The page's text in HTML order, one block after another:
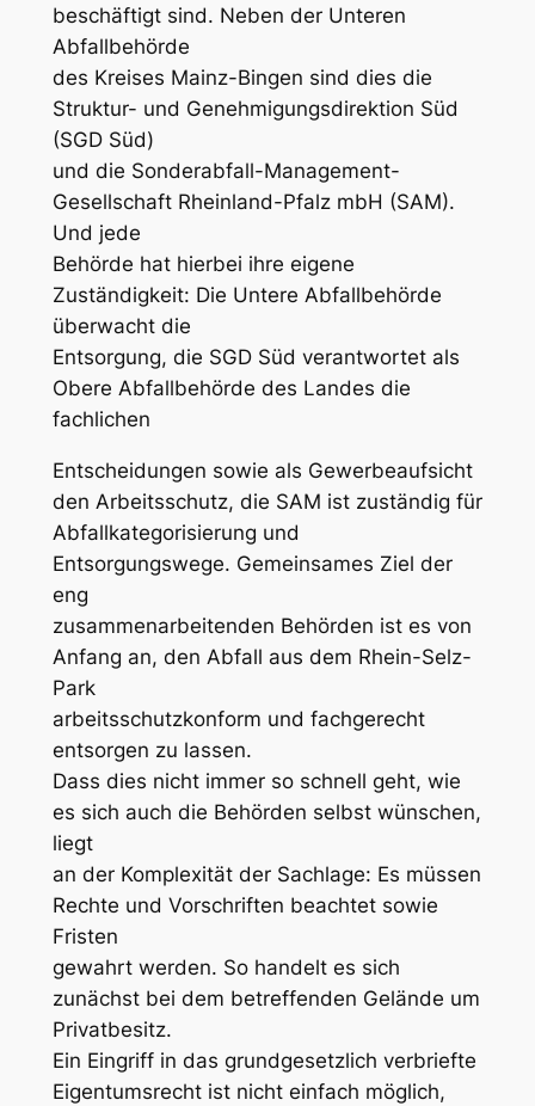
beschäftigt sind. Neben der Unteren
Abfallbehörde
des Kreises Mainz-Bingen sind dies die
Struktur- und Genehmigungsdirektion Süd
(SGD Süd)
und die Sonderabfall-Management-
Gesellschaft Rheinland-Pfalz mbH (SAM).
Und jede
Behörde hat hierbei ihre eigene
Zuständigkeit: Die Untere Abfallbehörde
überwacht die
Entsorgung, die SGD Süd verantwortet als
Obere Abfallbehörde des Landes die
fachlichen
Entscheidungen sowie als Gewerbeaufsicht
den Arbeitsschutz, die SAM ist zuständig für
Abfallkategorisierung und
Entsorgungswege. Gemeinsames Ziel der
eng
zusammenarbeitenden Behörden ist es von
Anfang an, den Abfall aus dem Rhein-Selz-
Park
arbeitsschutzkonform und fachgerecht
entsorgen zu lassen.
Dass dies nicht immer so schnell geht, wie
es sich auch die Behörden selbst wünschen,
liegt
an der Komplexität der Sachlage: Es müssen
Rechte und Vorschriften beachtet sowie
Fristen
gewahrt werden. So handelt es sich
zunächst bei dem betreffenden Gelände um
Privatbesitz.
Ein Eingriff in das grundgesetzlich verbriefte
Eigentumsrecht ist nicht einfach möglich,